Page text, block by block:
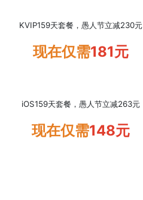
KVIP159天套餐， 愚人节立减230元
现在仅需181元
iOS159天套餐， 愚人节立减263元
现在仅需148元